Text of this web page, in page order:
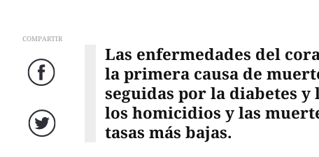
COMPARTIR
Facebook
Twitter
Las enfermedades del
la primera causa de
seguidas por la diabetes
los homicidios y las
tasas más bajas.